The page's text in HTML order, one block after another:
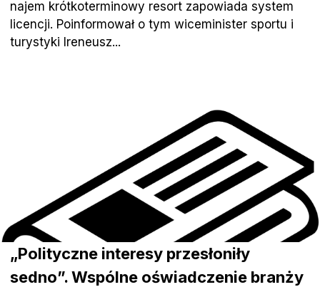
najem krótkoterminowy resort zapowiada system
licencji. Poinformował o tym wiceminister sportu i
turystyki Ireneusz...
„Polityczne interesy przesłoniły
sedno”. Wspólne oświadczenie branży